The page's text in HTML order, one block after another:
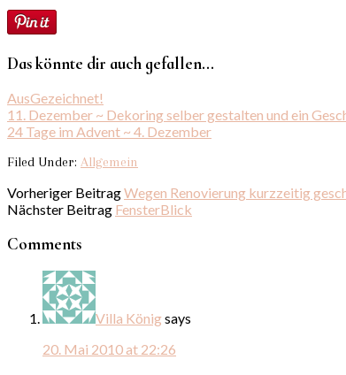
Das könnte dir auch gefallen...
AusGezeichnet!
11. Dezember ~ Dekoring selber gestalten und ein
24 Tage im Advent ~ 4. Dezember
Filed Under: Allgemein
Vorheriger BeitragWegen Renovierung kurzzeitig
Nächster Beitrag FensterBlick
Comments
Villa Königsays
20. Mai 2010 at 22:26